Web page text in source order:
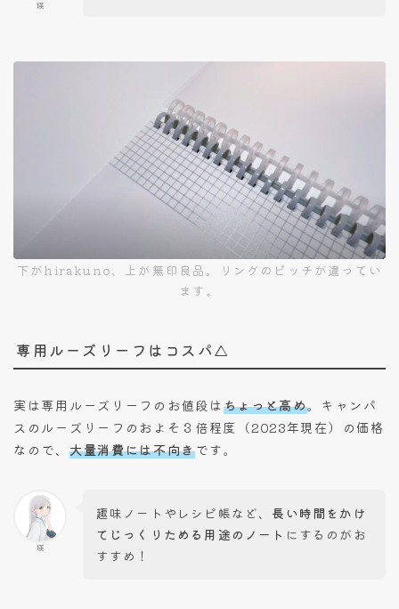
瑛
下がhirakuno、上が無印良品。リングのピッチが違ってい
ます。
専用ルーズリーフはコスパ△
実は専用ルーズリーフのお値段はちょっと高め。キャンパ
スのルーズリーフのおよそ３倍程度（2023年現在）の価格
なので、 大量消費には不向きです。
瑛
趣味ノートやレシピ帳など、 長い時間をかけ
てじっくりためる用途のノート にするのがお
すすめ！